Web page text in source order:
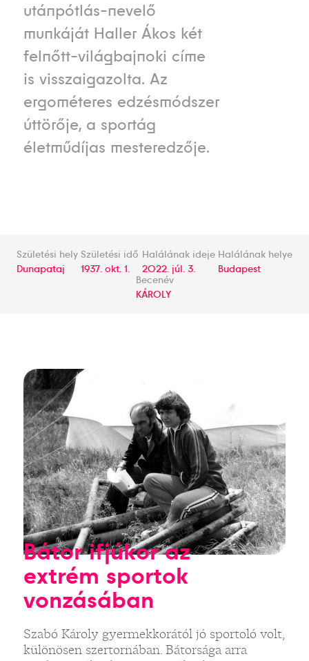
utánpótlás-nevelő
munkáját Haller Ákos két
felnőtt-világbajnoki címe
is visszaigazolta. Az
ergométeres edzésmódszer
úttörője, a sportág
életműdíjas mesteredzője.
Születési hely
Dunapataj
Születési idő
1937. okt. 1.
Halálának ideje
2022. júl. 3.
Halálának helye
Budapest
Becenév
KÁROLY
Bátor ifjúkor az
extrém sportok
vonzásában
Szabó Károly gyermekkorától jó sportoló volt,
különösen szertornában. Bátorsága arra